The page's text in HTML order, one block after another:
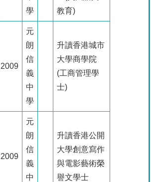
學
教育)
2009
元
朗
信
義
中
學
升讀香港城市
大學商學院
(工商管理學
士)
2009
元
朗
信
義
中
升讀香港公開
大學創意寫作
與電影藝術榮
譽文學士